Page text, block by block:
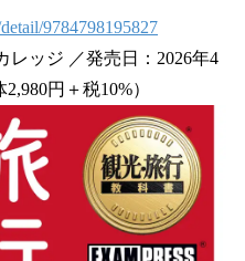
9784798195827
レッジ ／発売日：2026年4
円＋税10%）